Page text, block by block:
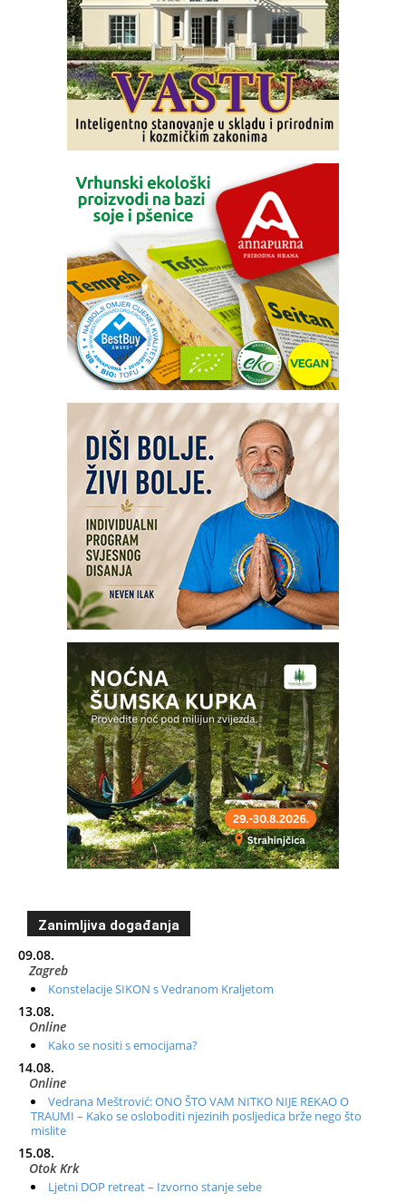
Zanimljiva događanja
09.08.
Zagreb
Konstelacije SIKON s Vedranom Kraljetom
13.08.
Online
Kako se nositi s emocijama?
14.08.
Online
Vedrana Meštrović: ONO ŠTO VAM NITKO NIJE REKAO O
TRAUMI – Kako se osloboditi njezinih posljedica brže nego što
mislite
15.08.
Otok Krk
Ljetni DOP retreat – Izvorno stanje sebe